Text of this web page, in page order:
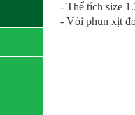
- Thể tích size
- Vòi phun xịt